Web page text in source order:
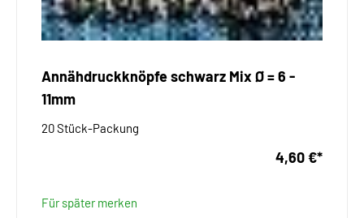
Annähdruckknöpfe schwarz Mix Ø = 6 -
11mm
20 Stück-Packung
4,60 €*
Für später merken